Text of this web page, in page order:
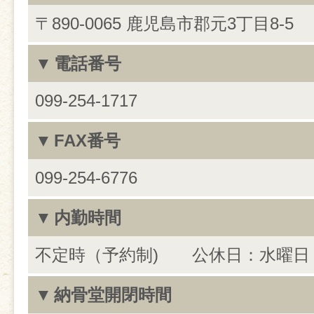
〒890-0065 鹿児島市郡元3丁目8-5
電話番号
099-254-1717
FAX番号
099-254-6776
内勤時間
不定時（予約制) 公休日：水曜日
納骨堂開閉時間